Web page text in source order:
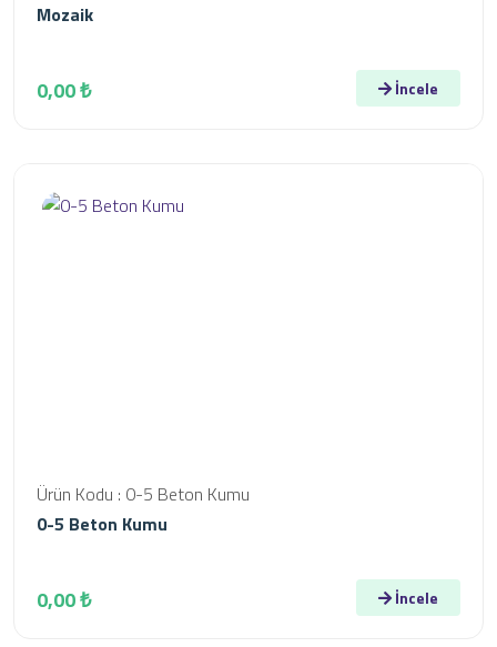
Mozaik
0,00 ₺ İncele
Ürün Kodu : 0-5 Beton Kumu
0-5 Beton Kumu
0,00 ₺ İncele